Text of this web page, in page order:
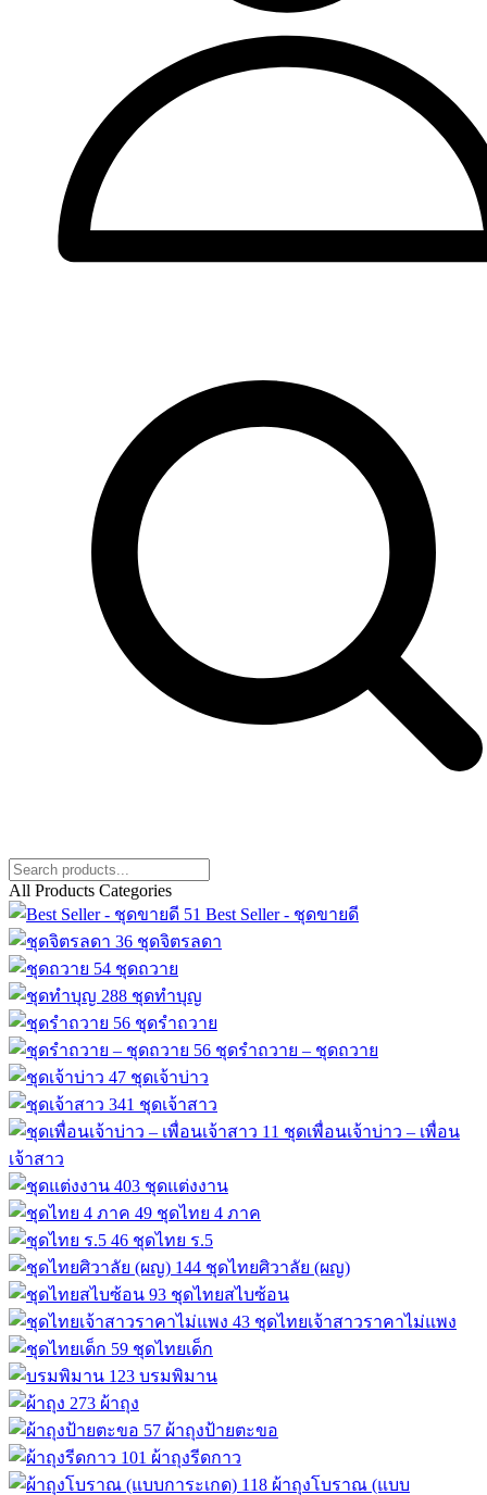
All Products Categories
51 Best Seller - ชุดขายดี
36 ชุดจิตรลดา
54 ชุดถวาย
288 ชุดทำบุญ
56 ชุดรำถวาย
56 ชุดรำถวาย – ชุดถวาย
47 ชุดเจ้าบ่าว
341 ชุดเจ้าสาว
11 ชุดเพื่อนเจ้าบ่าว – เพื่อน
เจ้าสาว
403 ชุดแต่งงาน
49 ชุดไทย 4 ภาค
46 ชุดไทย ร.5
144 ชุดไทยศิวาลัย (ผญ)
93 ชุดไทยสไบซ้อน
43 ชุดไทยเจ้าสาวราคาไม่แพง
59 ชุดไทยเด็ก
123 บรมพิมาน
273 ผ้าถุง
57 ผ้าถุงป้ายตะขอ
101 ผ้าถุงรีดกาว
118 ผ้าถุงโบราณ (แบบ